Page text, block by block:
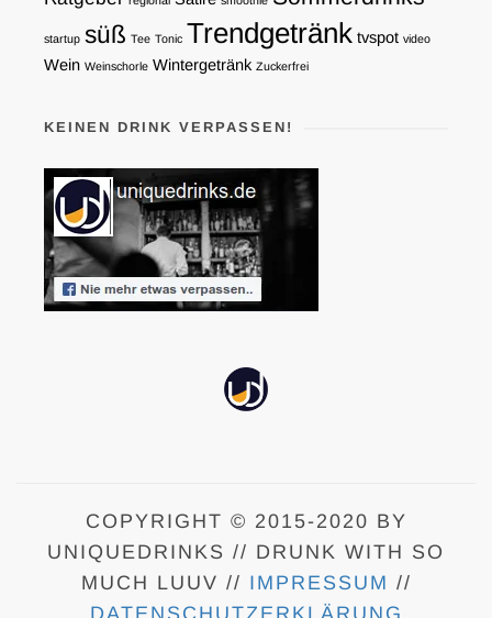
startup süß Tee Tonic Trendgetränk tvspot video
Wein Weinschorle Wintergetränk Zuckerfrei
KEINEN DRINK VERPASSEN!
COPYRIGHT © 2015-2020 BY
UNIQUEDRINKS // DRUNK WITH SO
MUCH LUUV // IMPRESSUM //